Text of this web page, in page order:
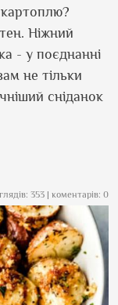
Ніжний
- у поєднанні
не тільки
сніданок
353 | коментарів: 0